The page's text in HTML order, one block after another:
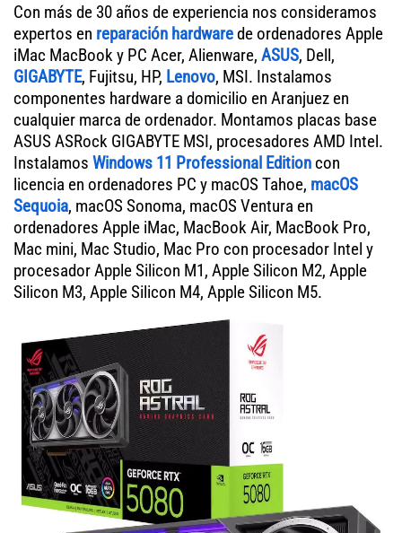
Con más de 30 años de experiencia nos consideramos
expertos en reparación hardwarede ordenadores Apple
iMac MacBook y PC Acer, Alienware, ASUS, Dell,
GIGABYTE, Fujitsu, HP, Lenovo, MSI. Instalamos
componentes hardware a domicilio en Aranjuez en
cualquier marca de ordenador. Montamos placas base
ASUS ASRock GIGABYTE MSI, procesadores AMD Intel.
Instalamos Windows 11 Professional Edition con
licencia en ordenadores PC y macOS Tahoe, macOS
Sequoia, macOS Sonoma, macOS Ventura en
ordenadores Apple iMac, MacBook Air, MacBook Pro,
Mac mini, Mac Studio, Mac Pro con procesador Intel y
procesador Apple Silicon M1, Apple Silicon M2, Apple
Silicon M3, Apple Silicon M4, Apple Silicon M5.